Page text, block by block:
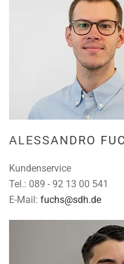
ALESSANDRO
Kundenservice
Tel.: 089 - 92 13 00 541
E-Mail: fuchs@sdh.de